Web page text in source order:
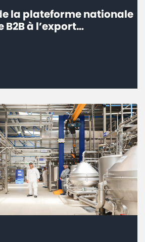
la plateforme nationale
à l’export